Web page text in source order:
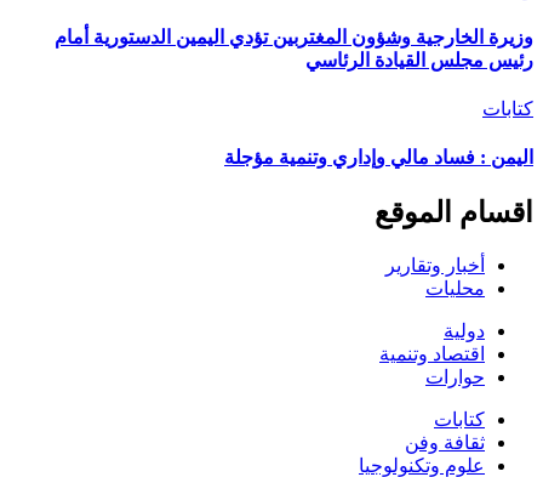
وزيرة الخارجية وشؤون المغتربين تؤدي اليمين الدستورية أمام
رئيس مجلس القيادة الرئاسي
كتابات
اليمن : فساد مالي وإداري وتنمية مؤجلة
اقسام الموقع
أخبار وتقارير
محليات
دولية
اقتصاد وتنمية
حوارات
كتابات
ثقافة وفن
علوم وتكنولوجيا